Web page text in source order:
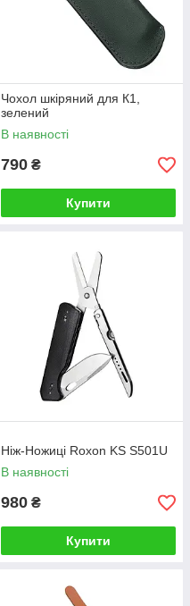
Чохол шкіряний для К1,
зелений
В наявності
790 ₴
Купити
Ніж-Ножиці Roxon KS S501U
В наявності
980 ₴
Купити